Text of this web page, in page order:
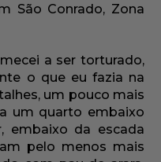
São Conrado, Zona
a ser torturado,
o que eu fazia na
um pouco mais
um quarto embaixo
embaixo da escada
pelo menos mais